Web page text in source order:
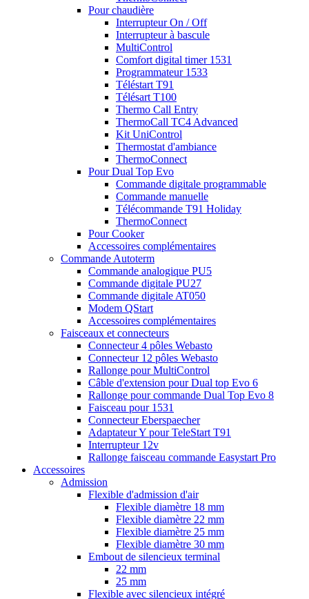
Pour chaudière
Interrupteur On / Off
Interrupteur à bascule
MultiControl
Comfort digital timer 1531
Programmateur 1533
Téléstart T91
Télésart T100
Thermo Call Entry
ThermoCall TC4 Advanced
Kit UniControl
Thermostat d'ambiance
ThermoConnect
Pour Dual Top Evo
Commande digitale programmable
Commande manuelle
Télécommande T91 Holiday
ThermoConnect
Pour Cooker
Accessoires complémentaires
Commande Autoterm
Commande analogique PU5
Commande digitale PU27
Commande digitale AT050
Modem QStart
Accessoires complémentaires
Faisceaux et connecteurs
Connecteur 4 pôles Webasto
Connecteur 12 pôles Webasto
Rallonge pour MultiControl
Câble d'extension pour Dual top Evo 6
Rallonge pour commande Dual Top Evo 8
Faisceau pour 1531
Connecteur Eberspaecher
Adaptateur Y pour TeleStart T91
Interrupteur 12v
Rallonge faisceau commande Easystart Pro
Accessoires
Admission
Flexible d'admission d'air
Flexible diamètre 18 mm
Flexible diamètre 22 mm
Flexible diamètre 25 mm
Flexible diamètre 30 mm
Embout de silencieux terminal
22 mm
25 mm
Flexible avec silencieux intégré